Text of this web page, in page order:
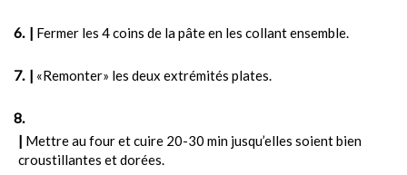
| Fermer les 4 coins de la pâte en les collant ensemble.
| «Remonter» les deux extrémités plates.
| Mettre au four et cuire 20-30 min jusqu’elles soient bien
croustillantes et dorées.